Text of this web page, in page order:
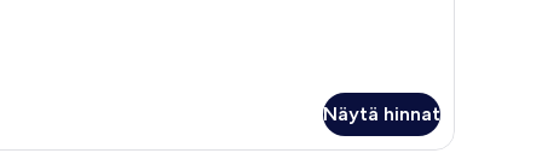
Näytä hinnat